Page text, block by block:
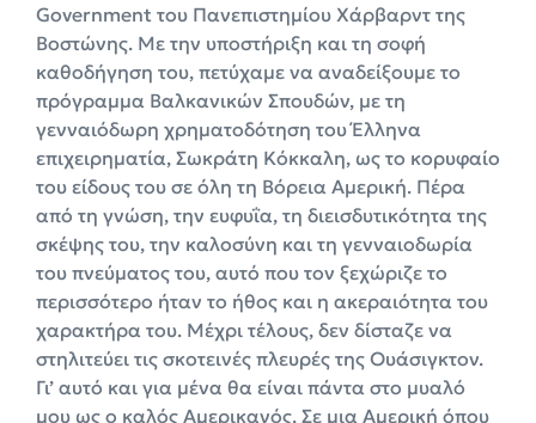
Government του Πανεπιστημίου Χάρβαρντ της
Βοστώνης. Με την υποστήριξη και τη σοφή
καθοδήγηση του, πετύχαμε να αναδείξουμε το
πρόγραμμα Βαλκανικών Σπουδών, με τη
γενναιόδωρη χρηματοδότηση του Έλληνα
επιχειρηματία, Σωκράτη Κόκκαλη, ως το κορυφαίο
του είδους του σε όλη τη Βόρεια Αμερική. Πέρα
από τη γνώση, την ευφυΐα, τη διεισδυτικότητα της
σκέψης του, την καλοσύνη και τη γενναιοδωρία
του πνεύματος του, αυτό που τον ξεχώριζε το
περισσότερο ήταν το ήθος και η ακεραιότητα του
χαρακτήρα του. Μέχρι τέλους, δεν δίσταζε να
στηλιτεύει τις σκοτεινές πλευρές της Ουάσιγκτον.
Γι’ αυτό και για μένα θα είναι πάντα στο μυαλό
μου ως ο καλός Αμερικανός. Σε μια Αμερική όπου